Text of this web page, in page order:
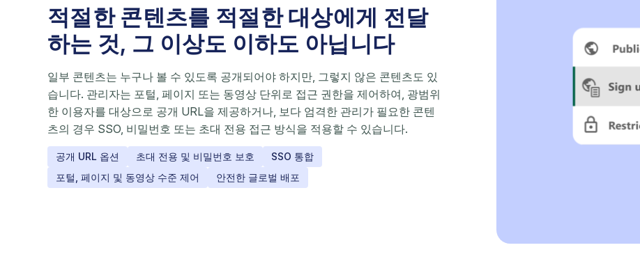
적절한 콘텐츠를 적절한 대상에게 전달
하는 것, 그 이상도 이하도 아닙니다
일부 콘텐츠는 누구나 볼 수 있도록 공개되어야 하지만, 그렇지 않은 콘텐츠도 있
습니다. 관리자는 포털, 페이지 또는 동영상 단위로 접근 권한을 제어하여, 광범위
한 이용자를 대상으로 공개 URL을 제공하거나, 보다 엄격한 관리가 필요한 콘텐
츠의 경우 SSO, 비밀번호 또는 초대 전용 접근 방식을 적용할 수 있습니다.
공개 URL 옵션 초대 전용 및 비밀번호 보호
SSO 통합
포털, 페이지 및 동영상 수준 제어
안전한 글로벌 배포